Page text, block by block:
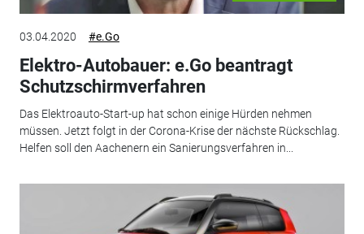
03.04.2020 #e.Go
Elektro-Autobauer: e.Go beantragt
Schutzschirmverfahren
Das Elektroauto-Start-up hat schon einige Hürden nehmen
müssen. Jetzt folgt in der Corona-Krise der nächste Rückschlag.
Helfen soll den Aachenern ein Sanierungsverfahren in...